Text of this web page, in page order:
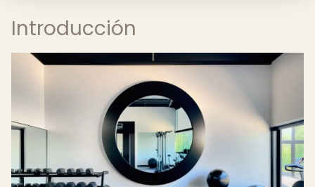
Introducción